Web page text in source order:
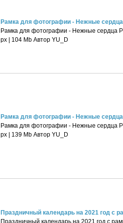
Рамка для фотографии - Нежные сердца
Рамка для фотографии - Нежные сердца
px | 104 Mb Автор YU_D
Рамка для фотографии - Нежные сердца
Рамка для фотографии - Нежные сердца
px | 139 Mb Автор YU_D
Праздничный календарь на 2021 год с
Праздничный календарь на 2021 год с